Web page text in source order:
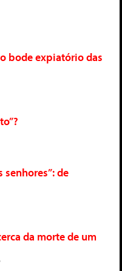
bode expiatório das
senhores”: de
da morte de um